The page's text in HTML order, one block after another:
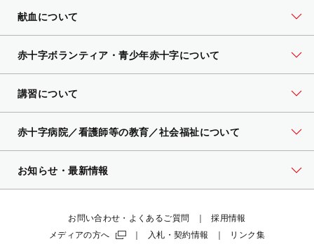
献血について
赤十字ボランティア・青少年赤十字について
講習について
赤十字病院／看護師等の教育／社会福祉について
お知らせ・最新情報
お問い合わせ・よくあるご質問
採用情報
メディアの方へ
入札・契約情報 リンク集